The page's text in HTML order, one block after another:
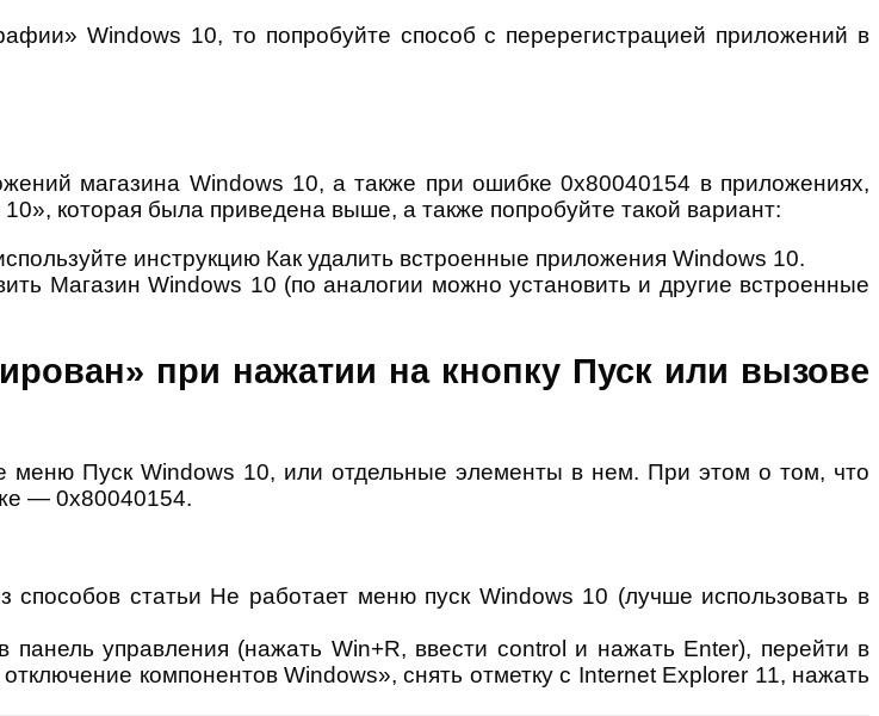
Windows 10, то попробуйте способ с перерегистрацией приложений в
магазина Windows 10, а также при ошибке 0x80040154 в приложениях,
которая была приведена выше, а также попробуйте такой вариант:
инструкцию Как удалить встроенные приложения Windows 10.
Магазин Windows 10 (по аналогии можно установить и другие встроенные
при нажатии на кнопку Пуск или вызове
Пуск Windows 10, или отдельные элементы в нем. При этом о том, что
— 0x80040154.
статьи Не работает меню пуск Windows 10 (лучше использовать в
управления (нажать Win+R, ввести control и нажать Enter), перейти в
компонентов Windows», снять отметку с Internet Explorer 11, нажать